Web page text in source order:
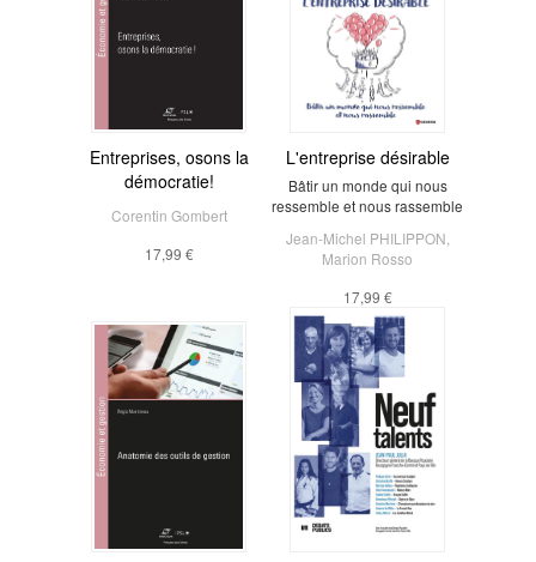
Entreprises, osons la
démocratie!
Corentin Gombert
17,99 €
L'entreprise désirable
Bâtir un monde qui nous
ressemble et nous rassemble
Jean-Michel PHILIPPON
Marion Rosso
17,99 €